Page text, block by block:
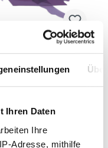
Ihren Daten
Ihre
Adresse, mithilfe
1128 F 450g
3540010